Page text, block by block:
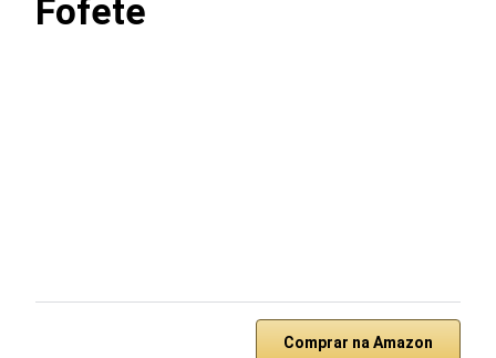
Fofete
Comprar na Amazon